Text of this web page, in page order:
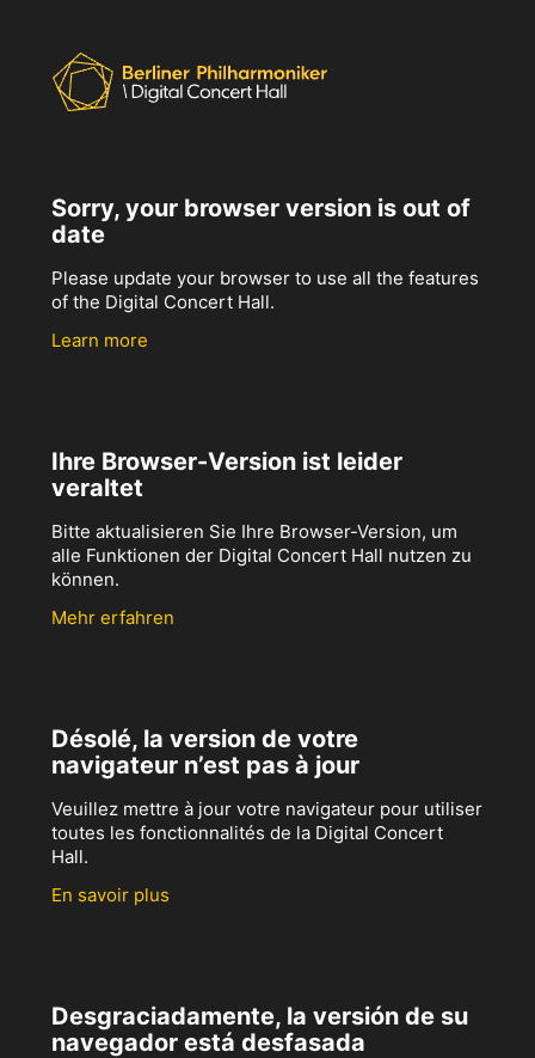
Sorry, your browser version is out of
date
Please update your browser to use all the features
of the Digital Concert Hall.
Learn more
Ihre Browser-Version ist leider
veraltet
Bitte aktualisieren Sie Ihre Browser-Version, um
alle Funktionen der Digital Concert Hall nutzen zu
können.
Mehr erfahren
Désolé, la version de votre
navigateur n’est pas à jour
Veuillez mettre à jour votre navigateur pour utiliser
toutes les fonctionnalités de la Digital Concert
Hall.
En savoir plus
Desgraciadamente, la versión de su
navegador está desfasada